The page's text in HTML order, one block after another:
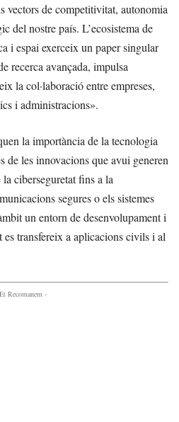
vectors de competitivitat, autonomia
del nostre país. L’ecosistema de
i espai exerceix un paper singular
recerca avançada, impulsa
la col·laboració entre empreses,
i administracions».
la importància de la tecnologia
de les innovacions que avui generen
ciberseguretat fins a la
segures o els sistemes
un entorn de desenvolupament i
transfereix a aplicacions civils i al
Recomanem -